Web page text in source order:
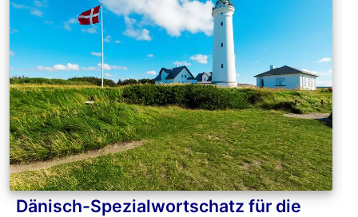
Dänisch-Spezialwortschatz für die